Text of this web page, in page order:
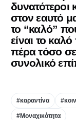
δυνατότεροι
στον εαυτό
το “καλό”
είναι το
πέρα τόσο
συνολικό
#καραντίνα
#Μοναχικότητα